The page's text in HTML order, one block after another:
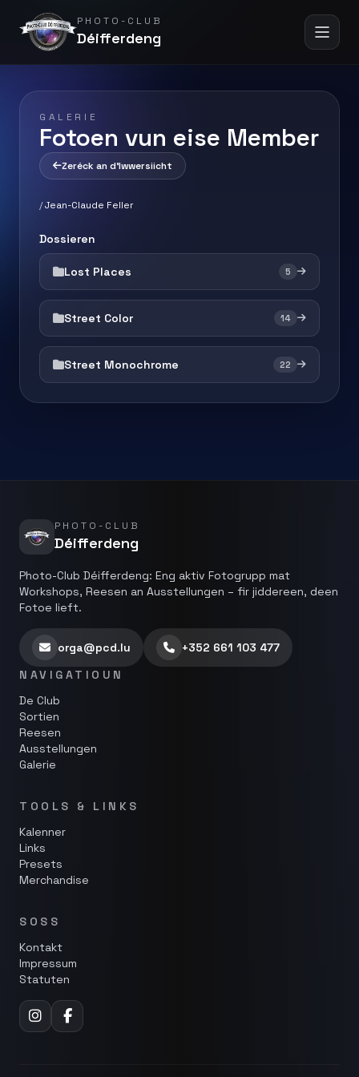
PHOTO-CLUB
Déifferdeng
GALERIE
Fotoen vun eise Member
Zeréck an d'Iwwersiicht
/Jean-Claude Feller
Dossieren
Lost Places 5
Street Color 14
Street Monochrome 22
PHOTO-CLUB
Déifferdeng
Photo-Club Déifferdeng: Eng aktiv Fotogrupp mat
Workshops, Reesen an Ausstellungen – fir jiddereen, deen
Fotoe lieft.
orga@pcd.lu
+352 661 103 477
NAVIGATIOUN
De Club
Sortien
Reesen
Ausstellungen
Galerie
TOOLS & LINKS
Kalenner
Links
Presets
Merchandise
SOSS
Kontakt
Impressum
Statuten